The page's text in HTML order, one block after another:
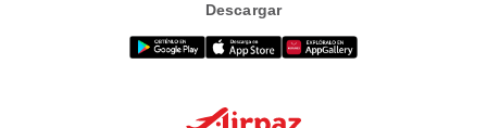
Descargar